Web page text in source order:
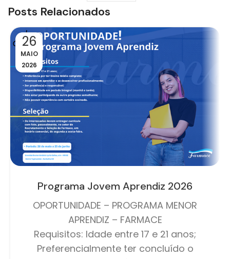
Posts Relacionados
26
MAIO
2026
Programa Jovem Aprendiz 2026
OPORTUNIDADE – PROGRAMA MENOR
APRENDIZ – FARMACE
Requisitos: Idade entre 17 e 21 anos;
Preferencialmente ter concluído o